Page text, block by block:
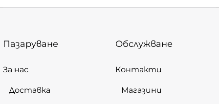
LED плафониери – основно
LED плафониерите
са най-популярният избор за
осветление за коридор
Пазаруване
За нас
Доставка
Обслужване
Контакти
Магазини